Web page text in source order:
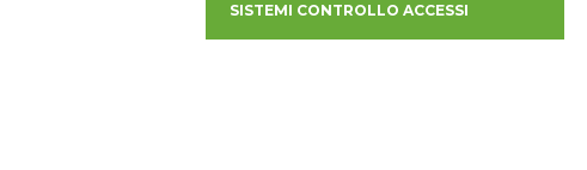
SISTEMI CONTROLLO ACCESSI